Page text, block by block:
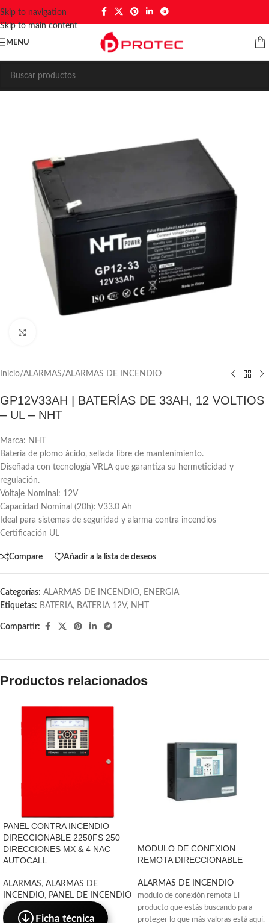
Skip to navigation
Skip to main content
MENU
Inicio/ALARMAS/ALARMAS DE INCENDIO
GP12V33AH | BATERÍAS DE 33AH, 12 VOLTIOS
– UL – NHT
Marca: NHT
Batería de plomo ácido, sellada libre de mantenimiento.
Diseñada con tecnología VRLA que garantiza su hermeticidad y
regulación.
Voltaje Nominal: 12V
Capacidad Nominal (20h): V33.0 Ah
Ideal para sistemas de seguridad y alarma contra incendios
Certificación UL
Compare Añadir a la lista de deseos
Categorías: ALARMAS DE INCENDIO, ENERGIA
Etiquetas: BATERIA, BATERIA 12V, NHT
Compartir:
Productos relacionados
PANEL CONTRA INCENDIO
DIRECCIONABLE 2250FS 250
DIRECCIONES MX & 4 NAC
AUTOCALL
ALARMAS, ALARMAS DE
INCENDIO, PANEL DE INCENDIO
Ficha técnica
MODULO DE CONEXION
REMOTA DIRECCIONABLE
ALARMAS DE INCENDIO
modulo de conexión remota El
producto que estás buscando para
proteger lo que más valoras está aquí.